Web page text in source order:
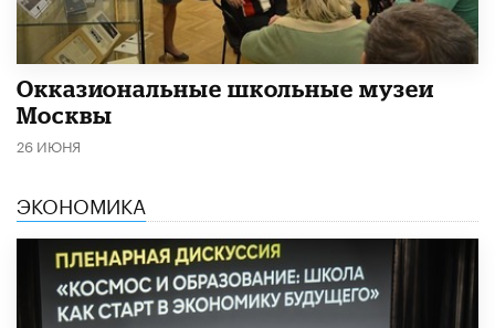
​Окказиональные школьные музеи
Москвы
26 ИЮНЯ
ЭКОНОМИКА